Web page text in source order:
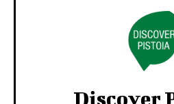
Discover